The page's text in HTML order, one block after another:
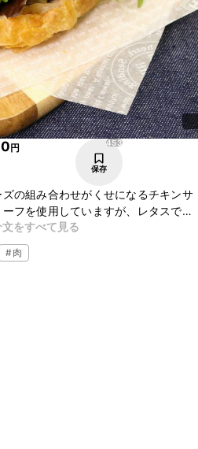
円
453
保存
の組み合わせがくせになるチキンサ
フを使用していますが、レタスでも
アレンジもできるので、お好みのパ
をすべて見る
#肉